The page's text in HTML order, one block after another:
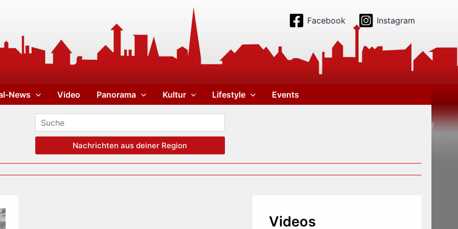
Facebook Instagram
News Video Panorama Kultur Lifestyle Events
Nachrichten aus deiner Region
Videos